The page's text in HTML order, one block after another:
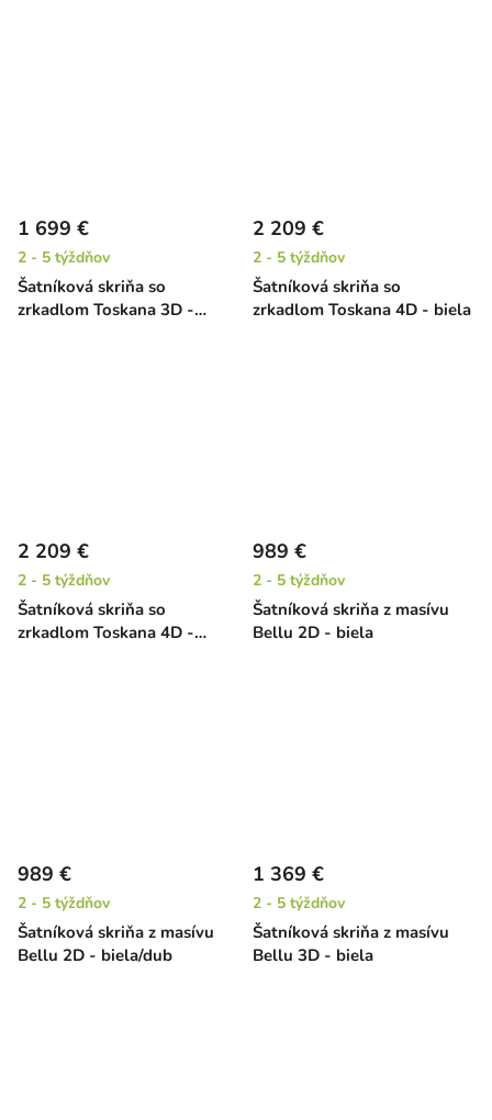
Šatníková skriňa so
zrkadlom Toskana 3D -
1 699 €
2 - 5 týždňov
Šatníková skriňa so
zrkadlom Toskana 4D - biela
2 209 €
2 - 5 týždňov
Šatníková skriňa so
zrkadlom Toskana 4D -
2 209 €
2 - 5 týždňov
Šatníková skriňa z masívu
Bellu 2D - biela
989 €
2 - 5 týždňov
Šatníková skriňa z masívu
Bellu 2D - biela/dub
989 €
2 - 5 týždňov
Šatníková skriňa z masívu
Bellu 3D - biela
1 369 €
2 - 5 týždňov